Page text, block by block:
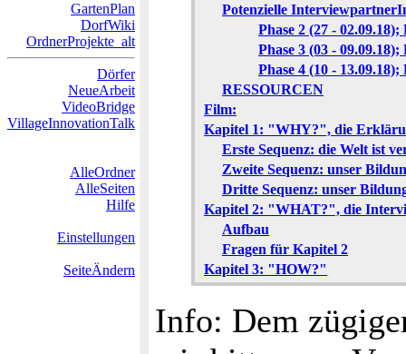
GartenPlan
DorfWiki
OrdnerProjekte_alt
Dörfer
NeueArbeit
VideoBridge
VillageInnovationTalk
AlleOrdner
AlleSeiten
Hilfe
Einstellungen
SeiteÄndern
Potenzielle
Phase 2 (27 -
Phase 3 (03 -
Phase 4 (10 -
RESSOURCEN
Film:
Kapitel 1: "WHY?", die
Erste Sequenz: die Welt ist
Zweite Sequenz: unser
Dritte Sequenz: unser
Kapitel 2: "WHAT?", die
Aufbau
Fragen für Kapitel 2
Kapitel 3: "HOW?"
Info: Dem